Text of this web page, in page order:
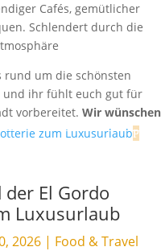
Cafés, gemütlicher
Schlendert durch die
rund um die schönsten
und ihr fühlt euch gut für
vorbereitet. Wir wünschen
El Gordo
Luxusurlaub
2026| Food & Travel